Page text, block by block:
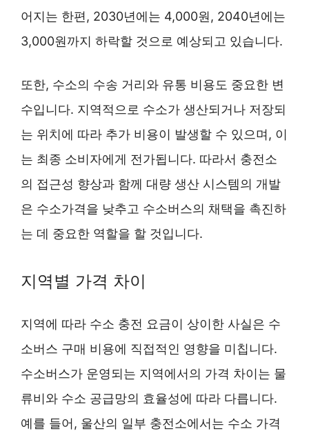
어지는 한편, 2030년에는 4,000원, 2040년에는
3,000원까지 하락할 것으로 예상되고 있습니다.
또한, 수소의 수송 거리와 유통 비용도 중요한 변
수입니다. 지역적으로 수소가 생산되거나 저장되
는 위치에 따라 추가 비용이 발생할 수 있으며, 이
는 최종 소비자에게 전가됩니다. 따라서 충전소
의 접근성 향상과 함께 대량 생산 시스템의 개발
은 수소가격을 낮추고 수소버스의 채택을 촉진하
는 데 중요한 역할을 할 것입니다.
지역별 가격 차이
지역에 따라 수소 충전 요금이 상이한 사실은 수
소버스 구매 비용에 직접적인 영향을 미칩니다.
수소버스가 운영되는 지역에서의 가격 차이는 물
류비와 수소 공급망의 효율성에 따라 다릅니다.
예를 들어, 울산의 일부 충전소에서는 수소 가격